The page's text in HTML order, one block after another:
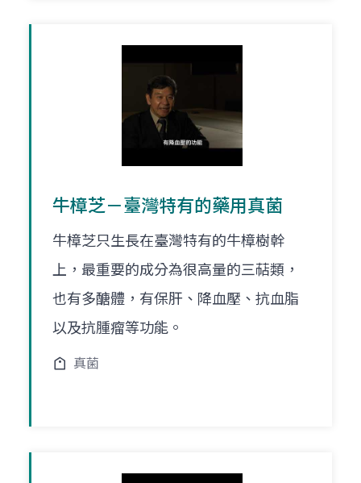
牛樟芝－臺灣特有的藥用真菌
牛樟芝只生長在臺灣特有的牛樟樹幹
上，最重要的成分為很高量的三萜類，
也有多醣體，有保肝、降血壓、抗血脂
以及抗腫瘤等功能。
真菌